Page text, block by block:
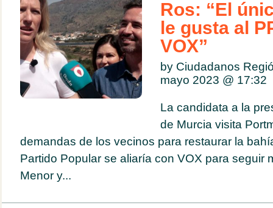
Ros: “El
le gusta al
VOX”
by Ciudadanos
mayo 2023 @ 17:32
La candidata a la
de Murcia visita
demandas de los vecinos para restaurar la
Partido Popular se aliaría con VOX para seguir
Menor y...